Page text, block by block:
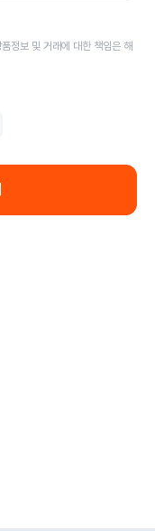
정보 및 거래에 대한 책임은 해